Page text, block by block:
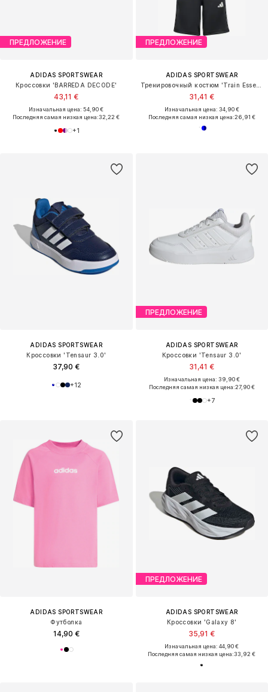
ПРЕДЛОЖЕНИЕ
ADIDAS SPORTSWEAR
Кроссовки 'BARREDA DECODE'
43,11 €
Изначальная цена: 54,90 €
Последняя самая низкая цена:32,22 €
+1
ПРЕДЛОЖЕНИЕ
ADIDAS SPORTSWEAR
31,41 €
Изначальная цена: 34,90 €
Последняя самая низкая цена:26,91 €
ADIDAS SPORTSWEAR
Кроссовки 'Tensaur 3.0'
37,90 €
+12
ПРЕДЛОЖЕНИЕ
ADIDAS SPORTSWEAR
Кроссовки 'Tensaur 3.0'
31,41 €
Изначальная цена: 39,90 €
Последняя самая низкая цена:27,90 €
+7
ADIDAS SPORTSWEAR
Футболка
14,90 €
ПРЕДЛОЖЕНИЕ
ADIDAS SPORTSWEAR
Кроссовки 'Galaxy 8'
35,91 €
Изначальная цена: 44,90 €
Последняя самая низкая цена:33,92 €